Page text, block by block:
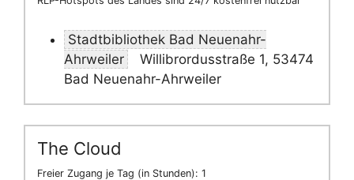
Stadtbibliothek Bad Neuenahr-
Ahrweiler
Willibrordusstraße 1, 53474
Bad Neuenahr-Ahrweiler
The Cloud
Freier Zugang je Tag (in Stunden): 1